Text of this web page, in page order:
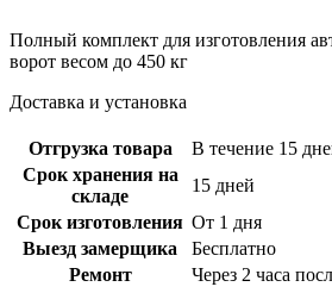
Полный комплект для изготовления
ворот весом до 450 кг
Доставка и установка
Отгрузка товара
В течение 15
Срок хранения на
складе
15 дней
Срок изготовления От 1 дня
Выезд замерщика
Бесплатно
Ремонт
Через 2 часа